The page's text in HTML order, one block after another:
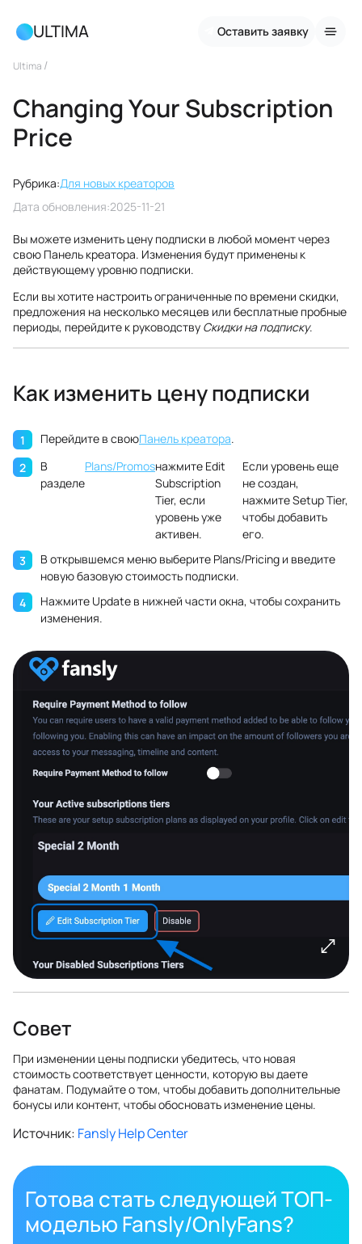
ULTIMA Оставить заявку
Ultima /
Changing Your Subscription
Price
Рубрика:Для новых креаторов
Дата обновления:2025-11-21
Вы можете изменить цену подписки в любой момент через
свою Панель креатора. Изменения будут применены к
действующему уровню подписки.
Если вы хотите настроить ограниченные по времени скидки,
предложения на несколько месяцев или бесплатные пробные
периоды, перейдите к руководству Скидки на подписку.
Как изменить цену подписки
Перейдите в своюПанель креатора.
В
разделе
Plans/Promosнажмите Edit
Subscription
Tier, если
уровень уже
активен.
Если уровень еще
не создан,
нажмите Setup Tier,
чтобы добавить
его.
В открывшемся меню выберите Plans/Pricing и введите
новую базовую стоимость подписки.
Нажмите Update в нижней части окна, чтобы сохранить
изменения.
Совет
При изменении цены подписки убедитесь, что новая
стоимость соответствует ценности, которую вы даете
фанатам. Подумайте о том, чтобы добавить дополнительные
бонусы или контент, чтобы обосновать изменение цены.
Источник: Fansly Help Center
Готова стать следующей ТОП-
моделью Fansly/OnlyFans?